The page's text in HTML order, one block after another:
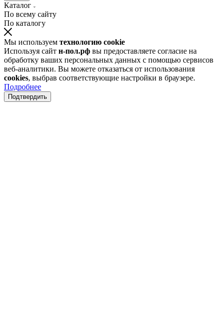
Каталог
По всему сайту
По каталогу
Мы используем технологию cookie
Используя сайт н-пол.рф вы предоставляете согласие на
обработку ваших персональных данных с помощью сервисов
веб-аналитики. Вы можете отказаться от использования
cookies, выбрав соответствующие настройки в браузере.
Подробнее
Подтвердить